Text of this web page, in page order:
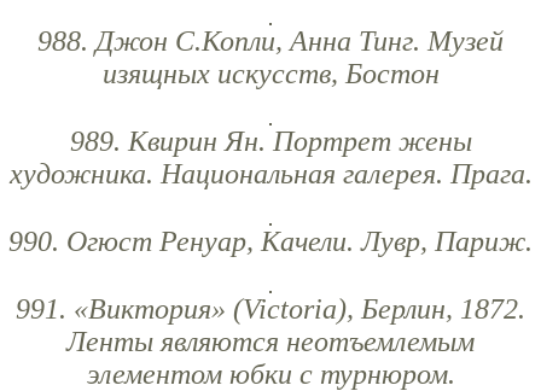
988. Джон С.Копли, Анна Тинг. Музей
изящных искусств, Бостон
989. Квирин Ян. Портрет жены
художника. Национальная галерея. Прага.
990. Огюст Ренуар, Качели. Лувр, Париж.
991. «Виктория» (Victoria), Берлин, 1872.
Ленты являются неотъемлемым
элементом юбки с турнюром.